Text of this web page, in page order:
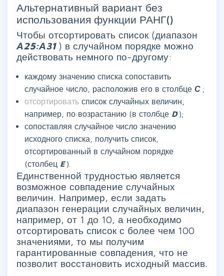
Альтернативный вариант без
использования функции РАНГ()
Чтобы отсортировать список (диапазон
А25:А31 ) в случайном порядке можно
действовать немного по-другому:
каждому значению списка сопоставить
случайное число, расположив его в столбце С ;
отсортировать список случайных величин,
например, по возрастанию (в столбце D);
сопоставляя случайное число значению
исходного списка, получить список,
отсортированный в случайном порядке
(столбец E).
Единственной трудностью является
возможное совпадение случайных
величин. Например, если задать
диапазон генерации случайных величин,
например, от 1 до 10, а необходимо
отсортировать список с более чем 100
значениями, то мы получим
гарантированные совпадения, что не
позволит восстановить исходный массив.